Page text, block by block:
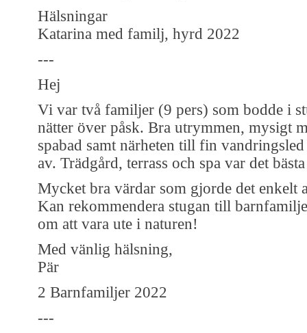
Hälsningar
Katarina med familj, hyrd 2022
---
Hej
Vi var två familjer (9 pers) som bodde i
nätter över påsk. Bra utrymmen, mysigt
spabad samt närheten till fin
av. Trädgård, terrass och spa var det
Mycket bra värdar som gjorde det enkelt
Kan rekommendera stugan till
om att vara ute i naturen!
Med vänlig hälsning,
Pär
2 Barnfamiljer 2022
---